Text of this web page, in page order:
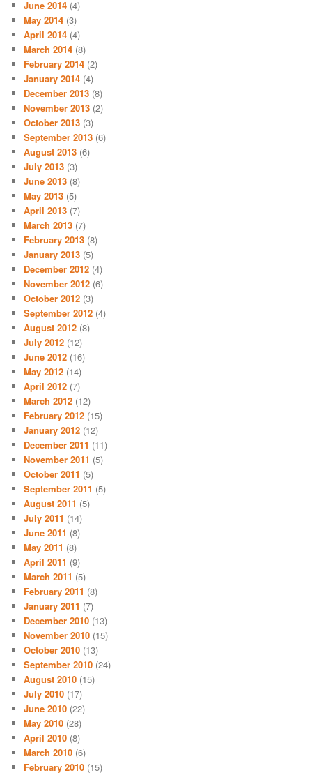
June 2014 (4)
May 2014 (3)
April 2014 (4)
March 2014 (8)
February 2014 (2)
January 2014 (4)
December 2013 (8)
November 2013 (2)
October 2013 (3)
September 2013 (6)
August 2013 (6)
July 2013 (3)
June 2013 (8)
May 2013 (5)
April 2013 (7)
March 2013 (7)
February 2013 (8)
January 2013 (5)
December 2012 (4)
November 2012 (6)
October 2012 (3)
September 2012 (4)
August 2012 (8)
July 2012 (12)
June 2012 (16)
May 2012 (14)
April 2012 (7)
March 2012 (12)
February 2012 (15)
January 2012 (12)
December 2011 (11)
November 2011 (5)
October 2011 (5)
September 2011 (5)
August 2011 (5)
July 2011 (14)
June 2011 (8)
May 2011 (8)
April 2011 (9)
March 2011 (5)
February 2011 (8)
January 2011 (7)
December 2010 (13)
November 2010 (15)
October 2010 (13)
September 2010 (24)
August 2010 (15)
July 2010 (17)
June 2010 (22)
May 2010 (28)
April 2010 (8)
March 2010 (6)
February 2010 (15)